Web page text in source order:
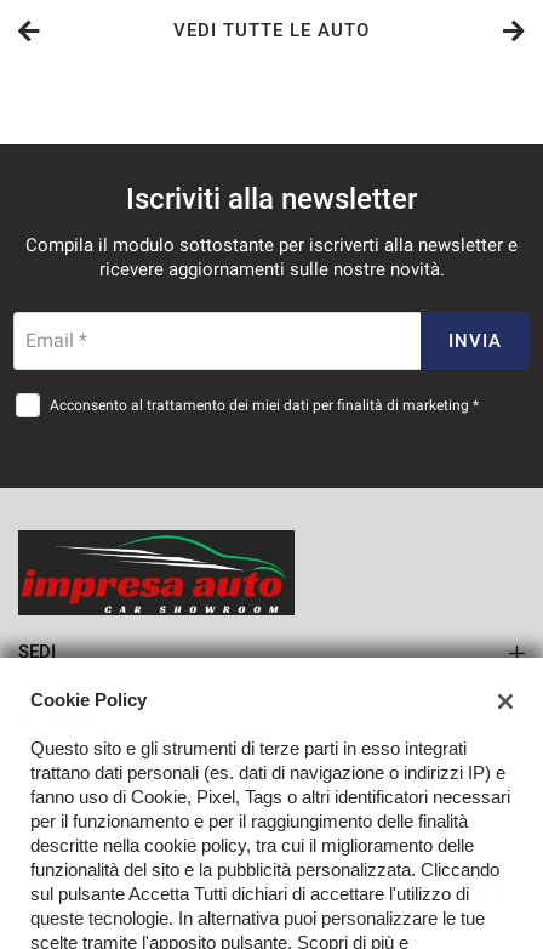
VEDI
863€/mese
36 Mesi
36 Mesi
VEDI
VEDI TUTTE LE AUTO
Iscriviti alla newsletter
Compila il modulo sottostante per iscriverti alla newsletter e
ricevere aggiornamenti sulle nostre novità.
Email * INVIA
Acconsento al trattamento dei miei dati per finalità di marketing *
SEDI
Azienda
Contatti
TORNA IN CIMA
Cookie Policy
Questo sito e gli strumenti di terze parti in esso integrati
trattano dati personali (es. dati di navigazione o indirizzi IP) e
fanno uso di Cookie, Pixel, Tags o altri identificatori necessari
per il funzionamento e per il raggiungimento delle finalità
descritte nella cookie policy, tra cui il miglioramento delle
funzionalità del sito e la pubblicità personalizzata. Cliccando
sul pulsante Accetta Tutti dichiari di accettare l'utilizzo di
queste tecnologie. In alternativa puoi personalizzare le tue
scelte tramite l'apposito pulsante. Scopri di più e